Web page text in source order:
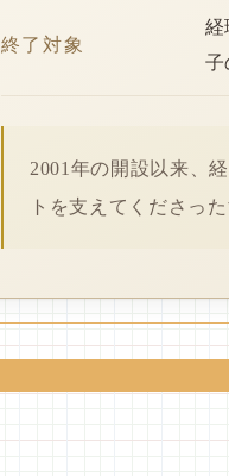
終了対象
経
子
2001年の開設以来、
トを支えてくださっ